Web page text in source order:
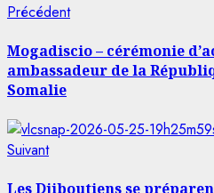
Navigation
d’article
PrécédentArticle
Mogadiscio – cérémonie
ambassadeur de la
Somalie
SuivantArticle
Les Djiboutiens se